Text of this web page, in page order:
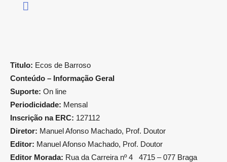
Titulo: Ecos de Barroso
Conteúdo – Informação Geral
Suporte: On line
Periodicidade: Mensal
Inscrição na ERC: 127112
Diretor: Manuel Afonso Machado, Prof. Doutor
Editor: Manuel Afonso Machado, Prof. Doutor
Editor Morada: Rua da Carreira nº 4 4715 – 077 Braga